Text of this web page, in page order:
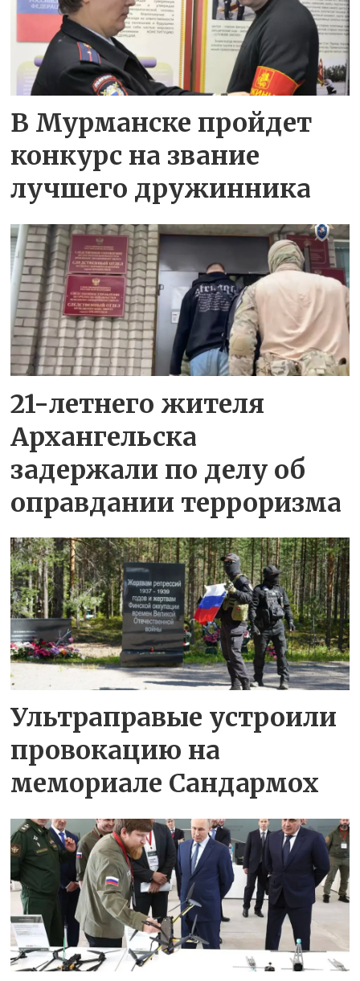
В Мурманске пройдет
конкурс на звание
лучшего дружинника
21-летнего жителя
Архангельска
задержали по делу об
оправдании терроризма
Ультраправые устроили
провокацию на
мемориале Сандармох